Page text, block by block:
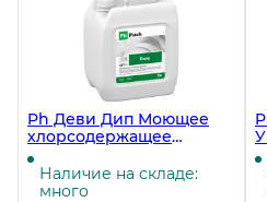
Ph Деви Дип Моющее
хлорсодержащее
средство, 5 литров
Наличие на складе:
много